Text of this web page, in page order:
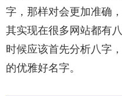
字，那样对会更加准确
其实现在很多网站都有
时候应该首先分析八字
的优雅好名字。